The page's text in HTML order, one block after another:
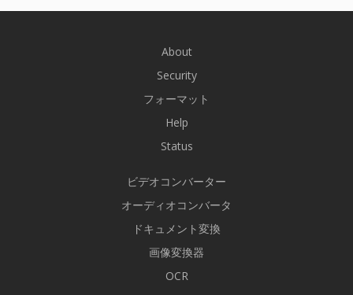
About
Security
フォーマット
Help
Status
ビデオコンバーター
オーディオコンバータ
ドキュメント変換
画像変換器
OCR